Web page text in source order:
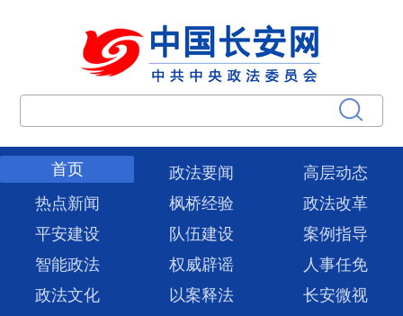
首页 政法要闻
高层动态
热点新闻
枫桥经验
政法改革
平安建设
队伍建设
案例指导
智能政法
权威辟谣
人事任免
政法文化
以案释法
长安微视